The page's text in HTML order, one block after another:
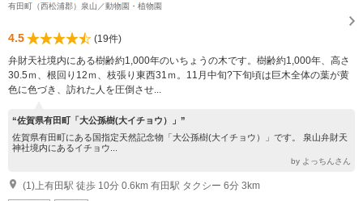
有田町（西松浦郡）泉山／動物園・植物園
4.5
(19件)
弁財天社境内にある樹齢約1,000年のいちょうの木です。樹齢約1,000年、高さ
30.5ｍ、根回り12ｍ、枝張り東西31ｍ。11月中旬?下旬頃は巨木全体の葉が黄
色に色づき、訪れた人を圧倒させ...
“佐賀県有田町「大公孫樹(大イチョウ）」”
佐賀県有田町にある国指定天然記念物「大公孫樹(大イチョウ）」です。 泉山弁財天
神社境内にあるイチョウ...
by よっちんさん
(1)上有田駅 徒歩 10分 0.6km 有田駅 タクシー 6分 3km